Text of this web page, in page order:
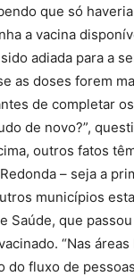
que só
a vacina
adiada para a
as doses forem
de completar
de novo?”,
outros fatos
– seja a
municípios
Saúde, que
“Nas
do fluxo de